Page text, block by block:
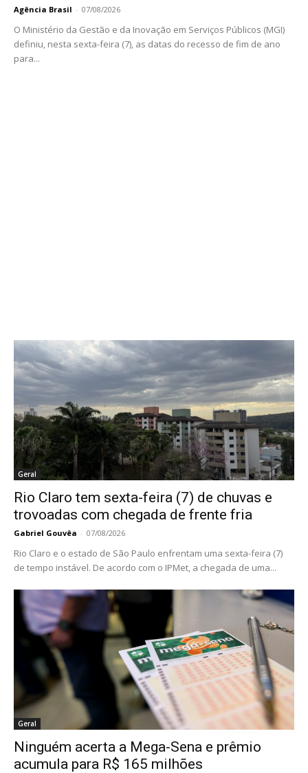
Agência Brasil - 07/08/2026
O Ministério da Gestão e da Inovação em Serviços Públicos (MGI)
definiu, nesta sexta-feira (7), as datas do recesso de fim de ano
para...
Geral
Rio Claro tem sexta-feira (7) de chuvas e
trovoadas com chegada de frente fria
Gabriel Gouvêa - 07/08/2026
Rio Claro e o estado de São Paulo enfrentam uma sexta-feira (7)
de tempo instável. De acordo com o IPMet, a chegada de uma...
Geral
Ninguém acerta a Mega-Sena e prêmio
acumula para R$ 165 milhões